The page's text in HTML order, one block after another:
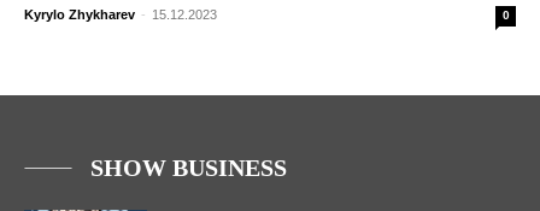
Kyrylo Zhykharev - 15.12.2023 0
SHOW BUSINESS